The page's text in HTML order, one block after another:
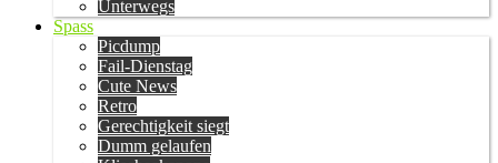
Unterwegs
Spass
Picdump
Fail-Dienstag
Cute News
Retro
Gerechtigkeit siegt
Dumm gelaufen